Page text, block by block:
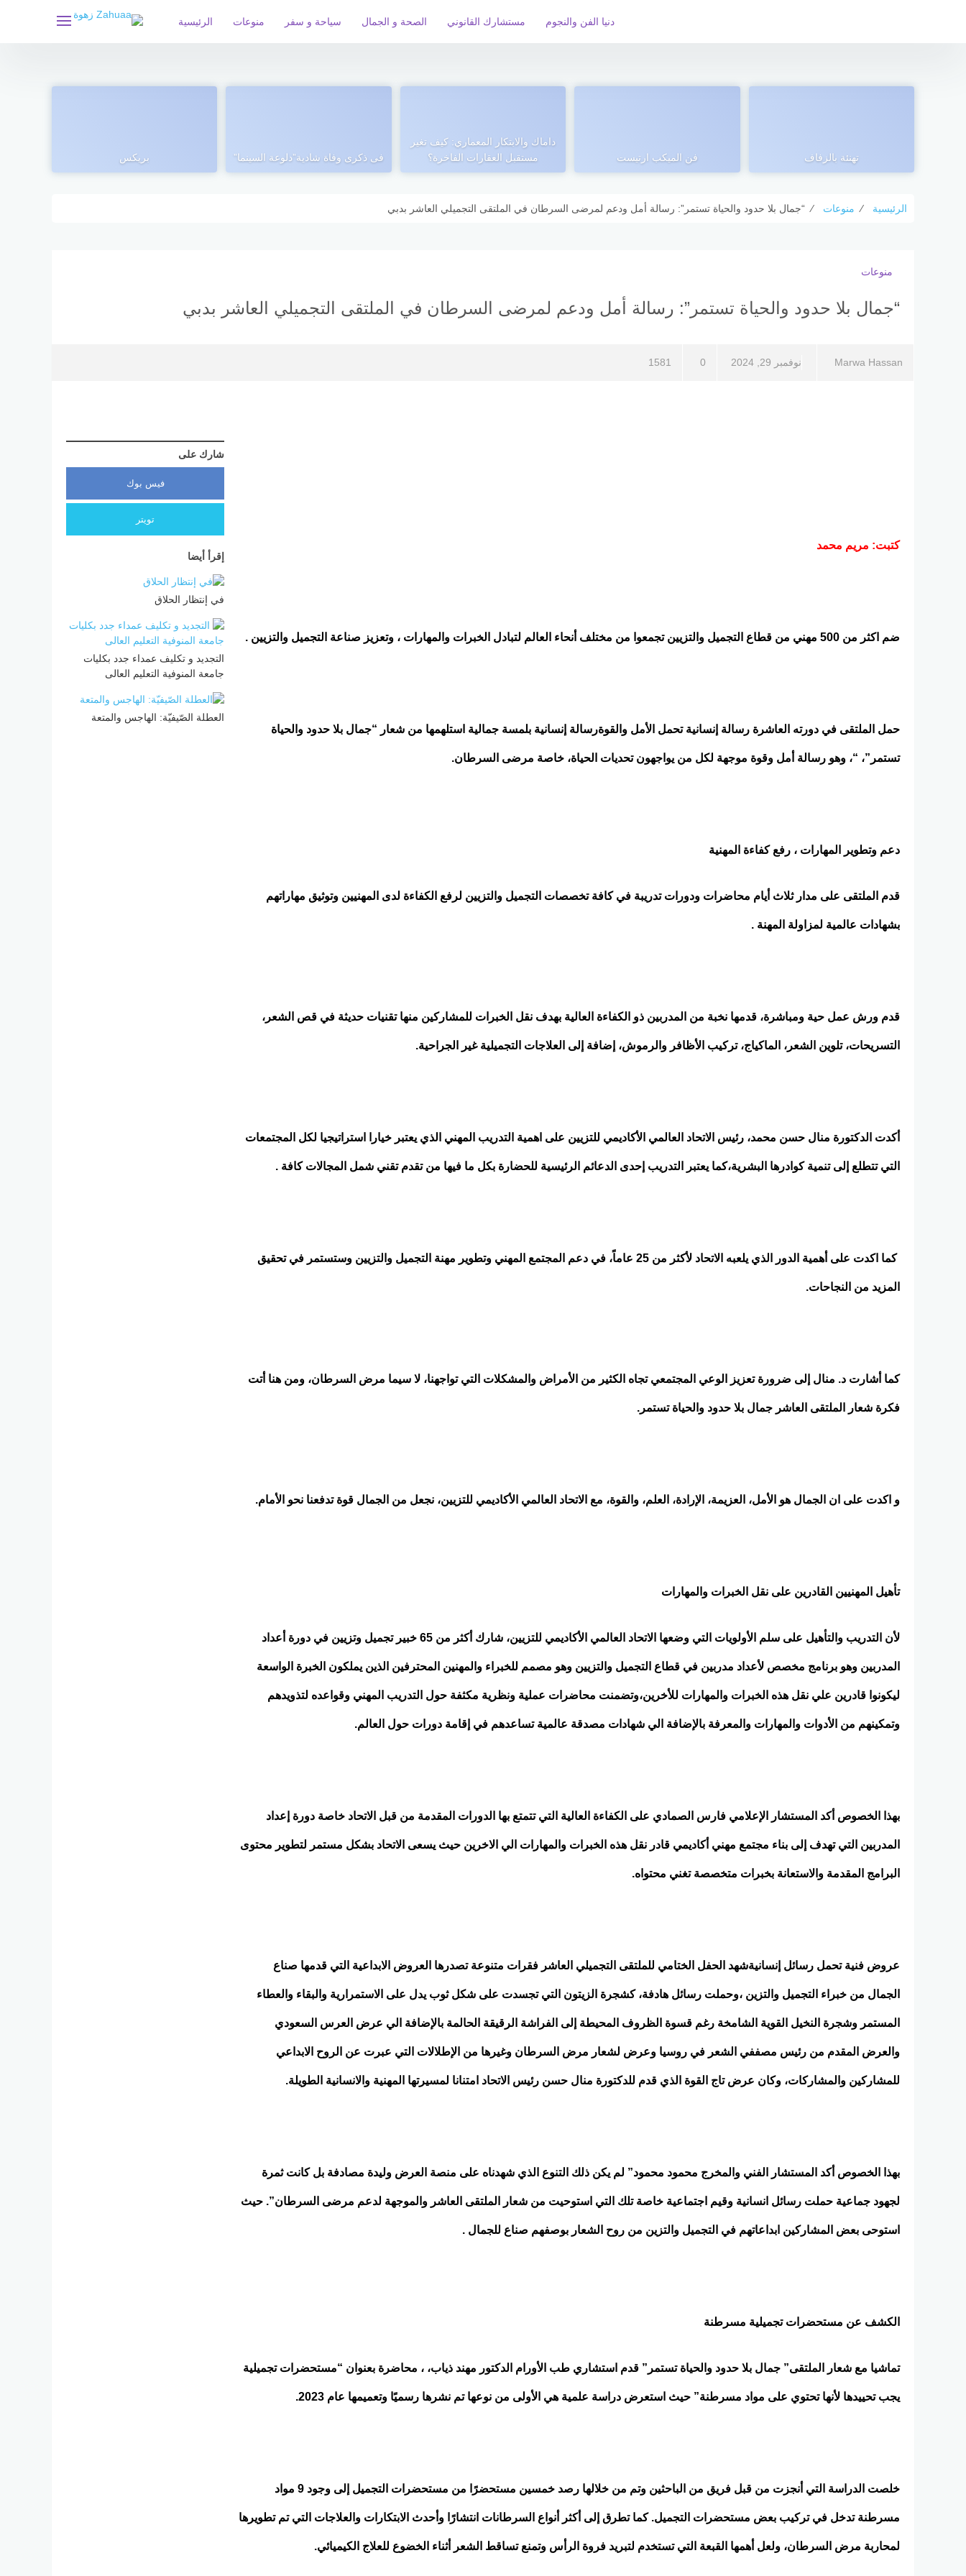
الرئيسية منوعات سياحة و سفر الصحة و الجمال مستشارك القانوني دنيا الفن والنجوم
بريكس فى ذكرى وفاة شادية”دلوعة السينما”
داماك والابتكار المعماري: كيف تغير
مستقبل العقارات الفاخرة؟
فن الميكب ارتيست تهنئة بالزفاف
الرئيسية ⁄ منوعات ⁄ “جمال بلا حدود والحياة تستمر”: رسالة أمل ودعم لمرضى السرطان في الملتقى التجميلي العاشر بدبي
منوعات
“جمال بلا حدود والحياة تستمر”: رسالة أمل ودعم لمرضى السرطان في الملتقى التجميلي العاشر بدبي
Marwa Hassan نوفمبر 29, 2024 0
1581
شارك على
فيس بوك
تويتر
إقرأ أيضا
في إنتظار الحلاق
التجديد و تكليف عمداء جدد بكليات
جامعة المنوفية التعليم العالى
العطلة الصّيفيّة: الهاجس والمتعة
كتبت: مريم محمد
ضم اكثر من 500 مهني من قطاع التجميل والتزيين تجمعوا من مختلف أنحاء العالم لتبادل الخبرات والمهارات ، وتعزيز صناعة التجميل والتزيين .
حمل الملتقى في دورته العاشرة رسالة إنسانية تحمل الأمل والقوةرسالة إنسانية بلمسة جمالية استلهمها من شعار “جمال بلا حدود والحياة
تستمر”، “، وهو رسالة أمل وقوة موجهة لكل من يواجهون تحديات الحياة، خاصة مرضى السرطان.
دعم وتطوير المهارات ، رفع كفاءة المهنية
قدم الملتقى على مدار ثلاث أيام محاضرات ودورات تدريبة في كافة تخصصات التجميل والتزيين لرفع الكفاءة لدى المهنيين وتوثيق مهاراتهم
بشهادات عالمية لمزاولة المهنة .
قدم ورش عمل حية ومباشرة، قدمها نخبة من المدربين ذو الكفاءة العالية بهدف نقل الخبرات للمشاركين منها تقنيات حديثة في قص الشعر،
التسريحات، تلوين الشعر، الماكياج، تركيب الأظافر والرموش، إضافة إلى العلاجات التجميلية غير الجراحية.
أكدت الدكتورة منال حسن محمد، رئيس الاتحاد العالمي الأكاديمي للتزيين على اهمية التدريب المهني الذي يعتبر خيارا استراتيجيا لكل المجتمعات
التي تتطلع إلى تنمية كوادرها البشرية،كما يعتبر التدريب إحدى الدعائم الرئيسية للحضارة بكل ما فيها من تقدم تقني شمل المجالات كافة .
كما اكدت على أهمية الدور الذي يلعبه الاتحاد لأكثر من 25 عاماً، في دعم المجتمع المهني وتطوير مهنة التجميل والتزيين وستستمر في تحقيق
المزيد من النجاحات.
كما أشارت د. منال إلى ضرورة تعزيز الوعي المجتمعي تجاه الكثير من الأمراض والمشكلات التي تواجهنا، لا سيما مرض السرطان، ومن هنا أتت
فكرة شعار الملتقى العاشر جمال بلا حدود والحياة تستمر.
و اكدت على ان الجمال هو الأمل، العزيمة، الإرادة، العلم، والقوة، مع الاتحاد العالمي الأكاديمي للتزيين، نجعل من الجمال قوة تدفعنا نحو الأمام.
تأهيل المهنيين القادرين على نقل الخبرات والمهارات
لأن التدريب والتأهيل على سلم الأولويات التي وضعها الاتحاد العالمي الأكاديمي للتزيين، شارك أكثر من 65 خبير تجميل وتزيين في دورة أعداد
المدربين وهو برنامج مخصص لأعداد مدربين في قطاع التجميل والتزيين وهو مصمم للخبراء والمهنين المحترفين الذين يملكون الخبرة الواسعة
ليكونوا قادرين علي نقل هذه الخبرات والمهارات للأخرين،وتضمنت محاضرات عملية ونظرية مكثفة حول التدريب المهني وقواعده لتذويدهم
وتمكينهم من الأدوات والمهارات والمعرفة بالإضافة الي شهادات مصدقة عالمية تساعدهم في إقامة دورات حول العالم.
بهذا الخصوص أكد المستشار الإعلامي فارس الصمادي على الكفاءة العالية التي تتمتع بها الدورات المقدمة من قبل الاتحاد خاصة دورة إعداد
المدربين التي تهدف إلى بناء مجتمع مهني أكاديمي قادر نقل هذه الخبرات والمهارات الي الاخرين حيث يسعى الاتحاد بشكل مستمر لتطوير محتوى
البرامج المقدمة والاستعانة بخبرات متخصصة تغني محتواه.
عروض فنية تحمل رسائل إنسانيةشهد الحفل الختامي للملتقى التجميلي العاشر فقرات متنوعة تصدرها العروض الابداعية التي قدمها صناع
الجمال من خبراء التجميل والتزين ،وحملت رسائل هادفة، كشجرة الزيتون التي تجسدت على شكل ثوب يدل على الاستمرارية والبقاء والعطاء
المستمر وشجرة النخيل القوية الشامخة رغم قسوة الظروف المحيطة إلى الفراشة الرقيقة الحالمة بالإضافة الي عرض العرس السعودي
والعرض المقدم من رئيس مصففي الشعر في روسيا وعرض لشعار مرض السرطان وغيرها من الإطلالات التي عبرت عن الروح الابداعي
للمشاركين والمشاركات، وكان عرض تاج القوة الذي قدم للدكتورة منال حسن رئيس الاتحاد امتنانا لمسيرتها المهنية والانسانية الطويلة.
بهذا الخصوص أكد المستشار الفني والمخرج محمود محمود” لم يكن ذلك التنوع الذي شهدناه على منصة العرض وليدة مصادفة بل كانت ثمرة
لجهود جماعية حملت رسائل انسانية وقيم اجتماعية خاصة تلك التي استوحيت من شعار الملتقى العاشر والموجهة لدعم مرضى السرطان”. حيث
استوحى بعض المشاركين ابداعاتهم في التجميل والتزين من روح الشعار بوصفهم صناع للجمال .
الكشف عن مستحضرات تجميلية مسرطنة
تماشيا مع شعار الملتقى” جمال بلا حدود والحياة تستمر” قدم استشاري طب الأورام الدكتور مهند ذياب، ، محاضرة بعنوان “مستحضرات تجميلية
يجب تحييدها لأنها تحتوي على مواد مسرطنة” حيث استعرض دراسة علمية هي الأولى من نوعها تم نشرها رسميًا وتعميمها عام 2023.
خلصت الدراسة التي أنجزت من قبل فريق من الباحثين وتم من خلالها رصد خمسين مستحضرًا من مستحضرات التجميل إلى وجود 9 مواد
مسرطنة تدخل في تركيب بعض مستحضرات التجميل. كما تطرق إلى أكثر أنواع السرطانات انتشارًا وأحدث الابتكارات والعلاجات التي تم تطويرها
لمحاربة مرض السرطان، ولعل أهمها القبعة التي تستخدم لتبريد فروة الرأس وتمنع تساقط الشعر أثناء الخضوع للعلاج الكيميائي.